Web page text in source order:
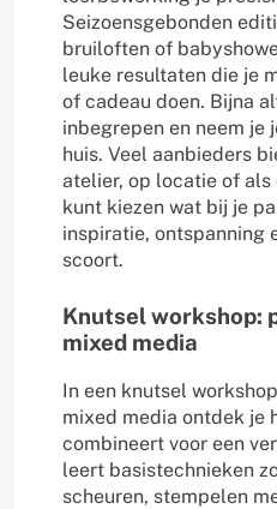
Seizoensgebonden
bruiloften of
leuke resultaten die je
of cadeau doen. Bijna
inbegrepen en neem je
huis. Veel aanbieders
atelier, op locatie of
kunt kiezen wat bij je
inspiratie, ontspanning
scoort.
Knutsel workshop:
mixed media
In een knutsel
mixed media ontdek je
combineert voor een
leert basis­technieken
scheuren, stempelen